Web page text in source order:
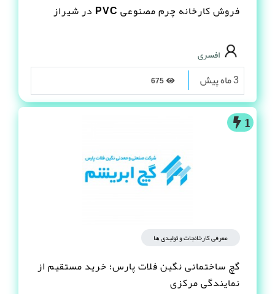
فروش کارخانه چرم مصنوعى PVC در شیراز
افسری
3 ماه پیش
1
معرفی کارخانجات و تولیدی ها
گچ ساختمانی نگین فلات پارس؛ خرید مستقیم از
نمایندگی مرکزی